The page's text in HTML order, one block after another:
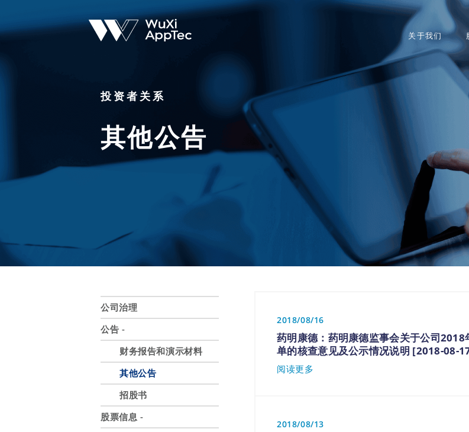
关于我们
公司治理
公告 -
财务报告和演示材料
其他公告
招股书
股票信息 -
投资者关系
其他公告
2018/08/16
药明康德：药明康德监事会关于公司
单的核查意见及公示情况说明 [2018-08-
阅读更多
2018/08/13